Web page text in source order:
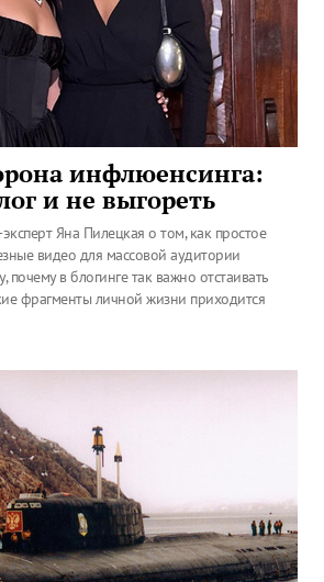
инфлюенсинга:
и не выгореть
Яна Пилецкая о том, как простое
видео для массовой аудитории
почему в блогинге так важно отстаивать
фрагменты личной жизни приходится